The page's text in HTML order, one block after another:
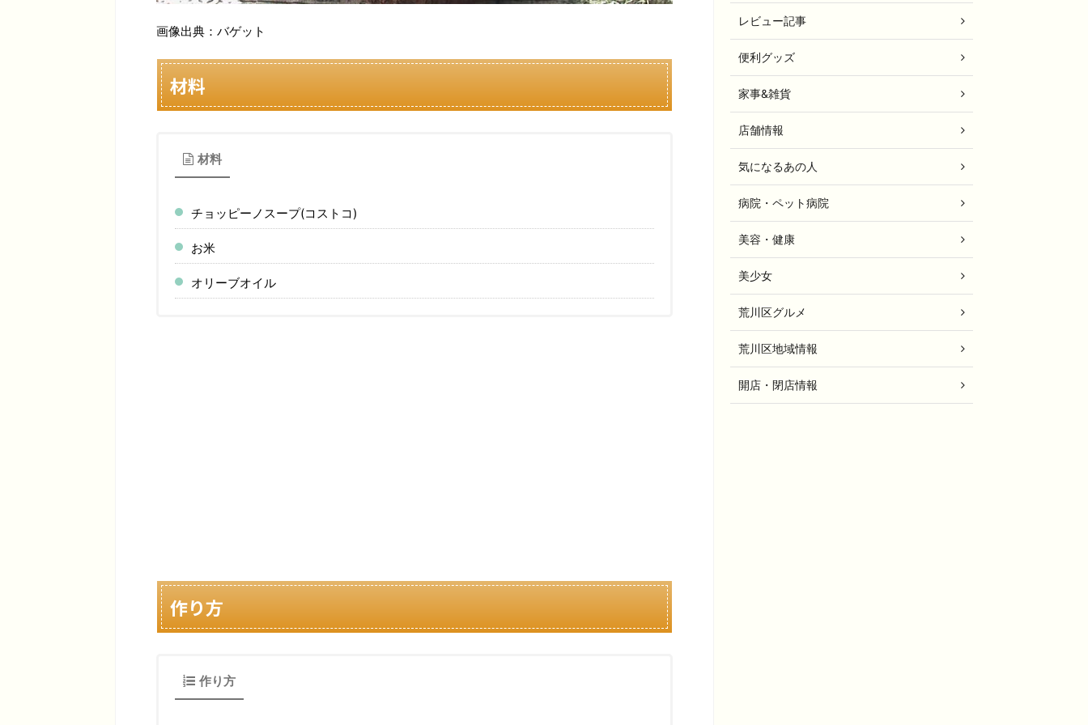
画像出典：バゲット
材料
材料
チョッピーノスープ(コストコ)
お米
オリーブオイル
作り方
作り方
レビュー記事
便利グッズ
家事&雑貨
店舗情報
気になるあの人
病院・ペット病院
美容・健康
美少女
荒川区グルメ
荒川区地域情報
開店・閉店情報